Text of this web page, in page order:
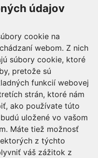
údajov
cookie na
webom. Z nich
súbory cookie, ktoré
pretože sú
funkcií webovej
strán, ktoré nám
ako používate túto
uložené vo vašom
Máte tiež možnosť
z týchto
váš zážitok z